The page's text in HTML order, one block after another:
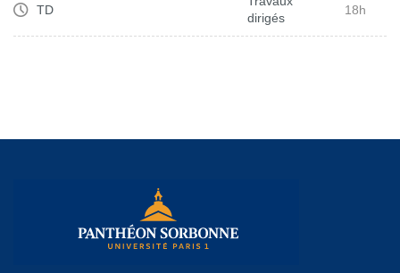
TD
dirigés
18h